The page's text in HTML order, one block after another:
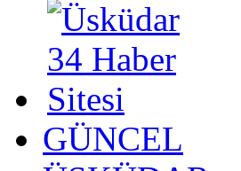
GÜNCEL